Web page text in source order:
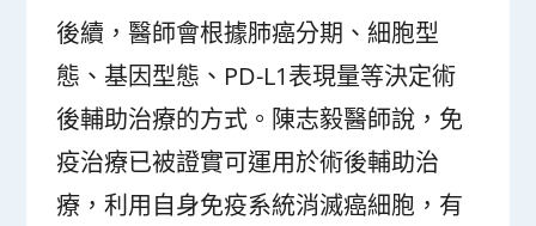
後續，醫師會根據肺癌分期、細胞型
態、基因型態、PD-L1表現量等決定術
後輔助治療的方式。陳志毅醫師說，免
疫治療已被證實可運用於術後輔助治
療，利用自身免疫系統消滅癌細胞，有